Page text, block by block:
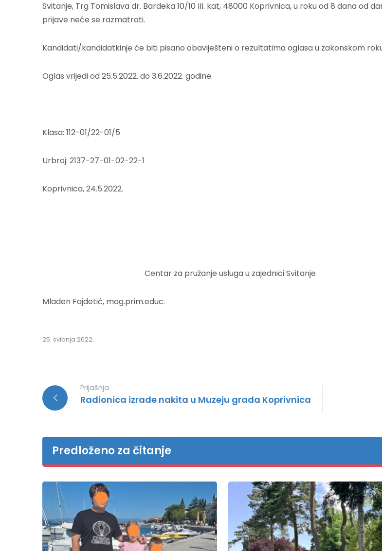
Svitanje, Trg Tomislava dr. Bardeka 10/10 III. kat, 48000 Koprivnica, u roku od 8 dana od
prijave neće se razmatrati.
Kandidati/kandidatkinje će biti pisano obaviješteni o rezultatima oglasa u zakonskom
Oglas vrijedi od 25.5.2022. do 3.6.2022. godine.
Klasa: 112-01/22-01/5
Urbroj: 2137-27-01-02-22-1
Koprivnica, 24.5.2022.
Centar za pružanje usluga u zajednici Svitanje
Mladen Fajdetić, mag.prim.educ.
25. svibnja 2022.
Prijašnja
Radionica izrade nakita u Muzeju grada Koprivnica
Predloženo za čitanje